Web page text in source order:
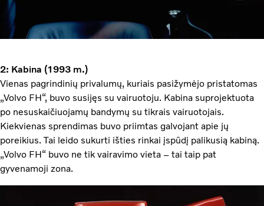
2: Kabina (1993 m.)
Vienas pagrindinių privalumų, kuriais pasižymėjo pristatomas
„Volvo FH“, buvo susijęs su vairuotoju. Kabina suprojektuota
po nesuskaičiuojamų bandymų su tikrais vairuotojais.
Kiekvienas sprendimas buvo priimtas galvojant apie jų
poreikius. Tai leido sukurti išties rinkai įspūdį palikusią kabiną.
„Volvo FH“ buvo ne tik vairavimo vieta – tai taip pat
gyvenamoji zona.